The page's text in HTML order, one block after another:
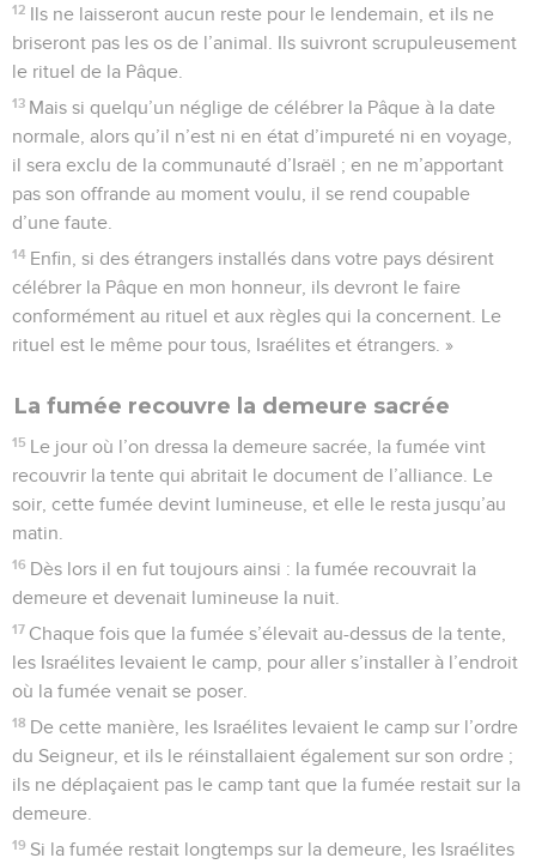
12 Ils ne laisseront aucun reste pour le lendemain, et ils ne
briseront pas les os de l’animal. Ils suivront scrupuleusement
le rituel de la Pâque.
13 Mais si quelqu’un néglige de célébrer la Pâque à la date
normale, alors qu’il n’est ni en état d’impureté ni en voyage,
il sera exclu de la communauté d’Israël ; en ne m’apportant
pas son offrande au moment voulu, il se rend coupable
d’une faute.
14 Enfin, si des étrangers installés dans votre pays désirent
célébrer la Pâque en mon honneur, ils devront le faire
conformément au rituel et aux règles qui la concernent. Le
rituel est le même pour tous, Israélites et étrangers. »
La fumée recouvre la demeure sacrée
15 Le jour où l’on dressa la demeure sacrée, la fumée vint
recouvrir la tente qui abritait le document de l’alliance. Le
soir, cette fumée devint lumineuse, et elle le resta jusqu’au
matin.
16 Dès lors il en fut toujours ainsi : la fumée recouvrait la
demeure et devenait lumineuse la nuit.
17 Chaque fois que la fumée s’élevait au-dessus de la tente,
les Israélites levaient le camp, pour aller s’installer à l’endroit
où la fumée venait se poser.
18 De cette manière, les Israélites levaient le camp sur l’ordre
du Seigneur, et ils le réinstallaient également sur son ordre ;
ils ne déplaçaient pas le camp tant que la fumée restait sur la
demeure.
19 Si la fumée restait longtemps sur la demeure, les Israélites